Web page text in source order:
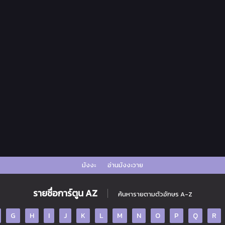
มังงะ อ่านมังงะวาย
รายชื่อการ์ตูน AZ ค้นหารายตามตัวอักษร A-Z
G H I J K L M N O P Q R